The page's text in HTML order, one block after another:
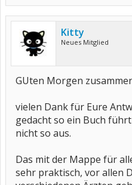
Kitty
Neues Mitglied
GUten Morgen
vielen Dank für Eure
gedacht so ein Buch
nicht so aus.
Das mit der Mappe für
sehr praktisch, vor allen